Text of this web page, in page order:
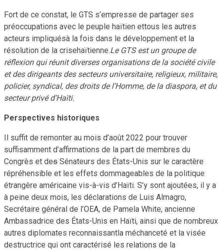
Fort de ce constat, le GTS s’empresse de partager ses
préoccupations avec le peuple haïtien ettous les autres
acteurs impliquésà la fois dans le développement et la
résolution de la crisehaïtienne.Le GTS est un groupe de
réflexion qui réunit diverses organisations de la société civile
et des dirigeants des secteurs universitaire, religieux, militaire,
policier, syndical, des droits de l’Homme, de la diaspora, et du
secteur privé d’Haïti.
Perspectives historiques
Il suffit de remonter au mois d’août 2022 pour trouver
suffisamment d’affirmations de la part de membres du
Congrès et des Sénateurs des États-Unis sur le caractère
répréhensible et les effets dommageables de la politique
étrangère américaine vis-à-vis d’Haïti. S’y sont ajoutées, il y a
à peine deux mois, les déclarations de Luis Almagro,
Secrétaire général de l’OEA, de Pamela White, ancienne
Ambassadrice des États-Unis en Haïti, ainsi que de nombreux
autres diplomates reconnaissantla méchanceté et la visée
destructrice qui ont caractérisé les relations de la